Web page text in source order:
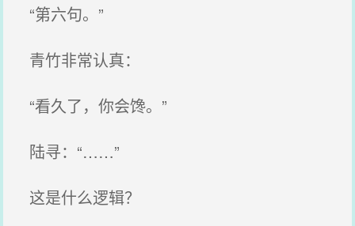
“第六句。”
青竹非常认真：
“看久了，你会馋。”
陆寻：“……”
这是什么逻辑？